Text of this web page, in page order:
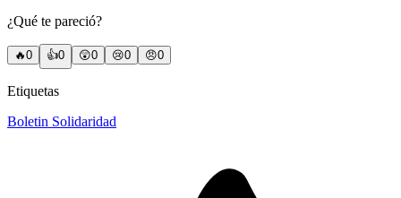
¿Qué te pareció?
🔥0 👍0 😲0 😢0 😠0
Etiquetas
Boletin Solidaridad